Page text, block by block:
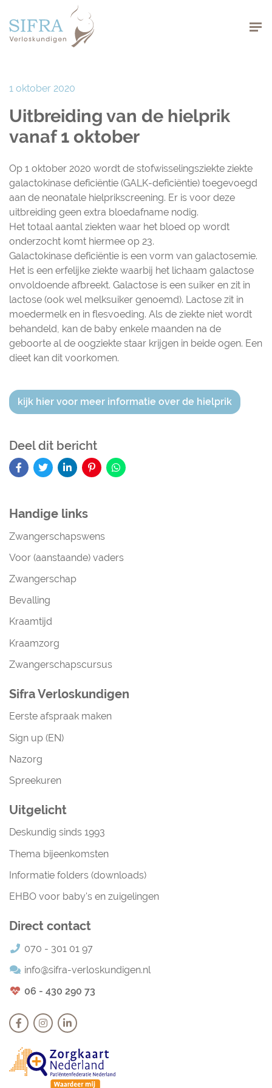
1 oktober 2020
Uitbreiding van de hielprik
vanaf 1 oktober
Op 1 oktober 2020 wordt de stofwisselingsziekte ziekte
galactokinase deficiëntie (GALK-deficiëntie) toegevoegd
aan de neonatale hielprikscreening. Er is voor deze
uitbreiding geen extra bloedafname nodig.
Het totaal aantal ziekten waar het bloed op wordt
onderzocht komt hiermee op 23.
Galactokinase deficiëntie is een vorm van galactosemie.
Het is een erfelijke ziekte waarbij het lichaam galactose
onvoldoende afbreekt. Galactose is een suiker en zit in
lactose (ook wel melksuiker genoemd). Lactose zit in
moedermelk en in flesvoeding. Als de ziekte niet wordt
behandeld, kan de baby enkele maanden na de
geboorte al de oogziekte staar krijgen in beide ogen. Een
dieet kan dit voorkomen.
kijk hier voor meer informatie over de hielprik
Deel dit bericht
Handige links
Zwangerschapswens
Voor (aanstaande) vaders
Zwangerschap
Bevalling
Kraamtijd
Kraamzorg
Zwangerschapscursus
Sifra Verloskundigen
Eerste afspraak maken
Sign up (EN)
Nazorg
Spreekuren
Uitgelicht
Deskundig sinds 1993
Thema bijeenkomsten
Informatie folders (downloads)
EHBO voor baby's en zuigelingen
Direct contact
070 - 301 01 97
info@sifra-verloskundigen.nl
06 - 430 290 73